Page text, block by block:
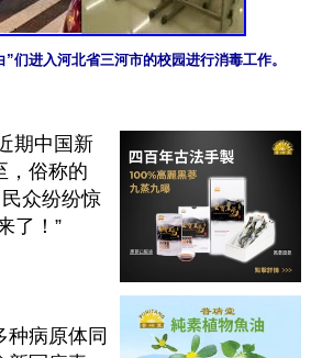
们进入河北省三河市的校园进行消毒工作。
期中国新
，俗称的
众纷纷惊
了！”
种病原体同